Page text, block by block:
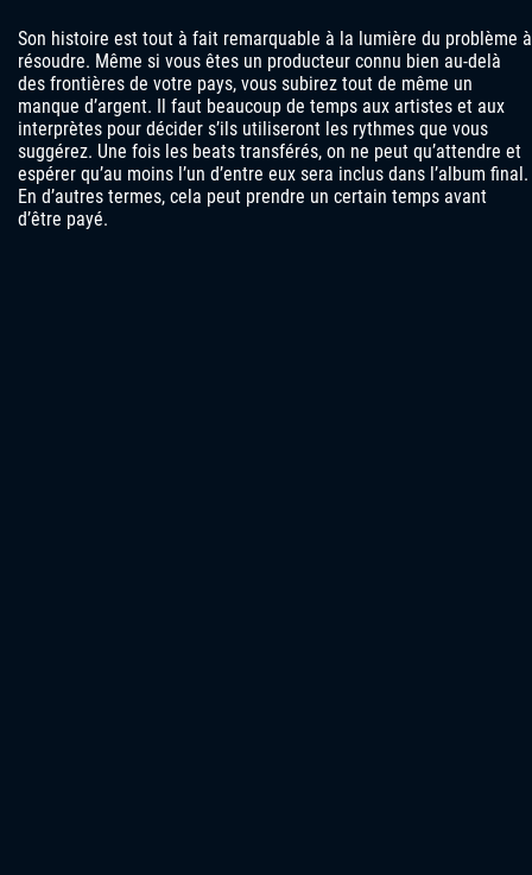
Son histoire est tout à fait remarquable à la lumière du problème à
résoudre. Même si vous êtes un producteur connu bien au-delà
des frontières de votre pays, vous subirez tout de même un
manque d’argent. Il faut beaucoup de temps aux artistes et aux
interprètes pour décider s’ils utiliseront les rythmes que vous
suggérez. Une fois les beats transférés, on ne peut qu’attendre et
espérer qu’au moins l’un d’entre eux sera inclus dans l’album final.
En d’autres termes, cela peut prendre un certain temps avant
d’être payé.